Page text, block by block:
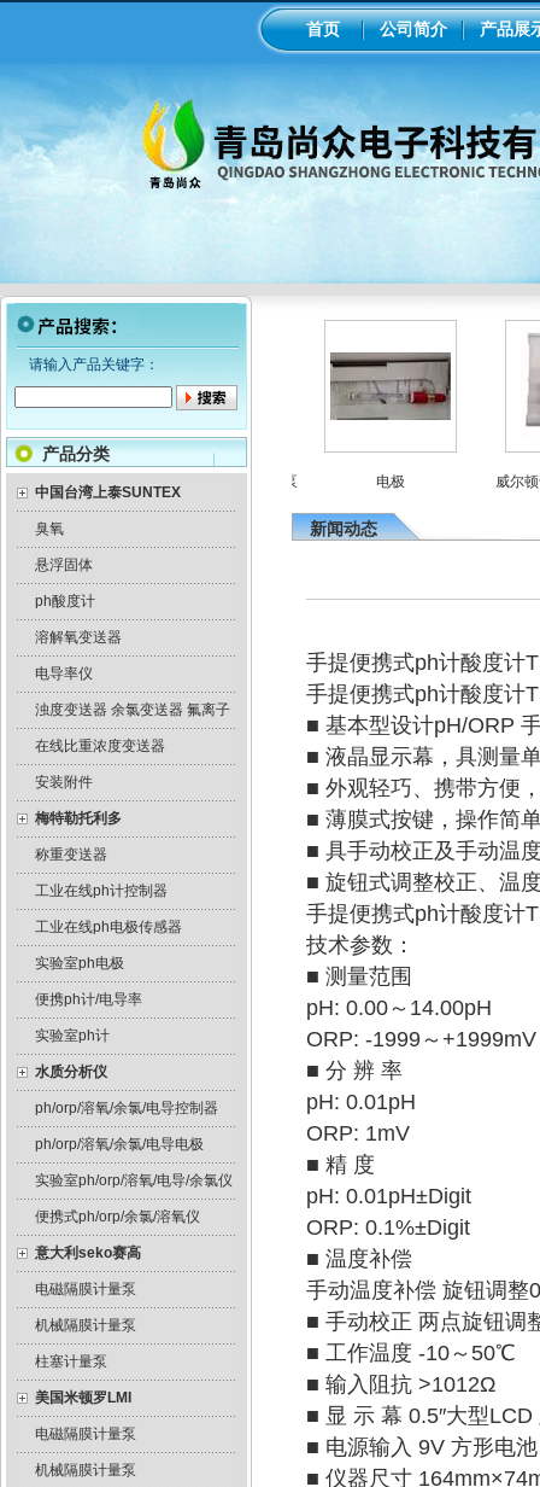
首页 公司简介 产品展
请输入产品关键字：
产品分类
中国台湾上泰SUNTEX
臭氧
悬浮固体
ph酸度计
溶解氧变送器
电导率仪
浊度变送器 余氯变送器 氟离子
在线比重浓度变送器
安装附件
梅特勒托利多
称重变送器
工业在线ph计控制器
工业在线ph电极传感器
实验室ph电极
便携ph计/电导率
实验室ph计
水质分析仪
ph/orp/溶氧/余氯/电导控制器
ph/orp/溶氧/余氯/电导电极
实验室ph/orp/溶氧/电导/余氯仪
便携式ph/orp/余氯/溶氧仪
意大利seko赛高
电磁隔膜计量泵
机械隔膜计量泵
柱塞计量泵
美国米顿罗LMI
电磁隔膜计量泵
机械隔膜计量泵
械隔膜计量泵 意大利seko电磁隔膜计量泵 电极 威尔顿
新闻动态
手提便携式ph计酸度计
手提便携式ph计酸度计
■ 基本型设计pH/ORP
■ 液晶显示幕，具测量
■ 外观轻巧、携带方便
■ 薄膜式按键，操作简
■ 具手动校正及手动温
■ 旋钮式调整校正、温
手提便携式ph计酸度计
技术参数：
■ 测量范围
pH: 0.00～14.00pH
ORP: -1999～+1999mV
■ 分 辨 率
pH: 0.01pH
ORP: 1mV
■ 精 度
pH: 0.01pH±Digit
ORP: 0.1%±Digit
■ 温度补偿
手动温度补偿 旋钮调
■ 手动校正 两点旋钮调
■ 工作温度 -10～50℃
■ 输入阻抗 >1012Ω
■ 显 示 幕 0.5″大型LCD
■ 电源输入 9V 方形电
■ 仪器尺寸